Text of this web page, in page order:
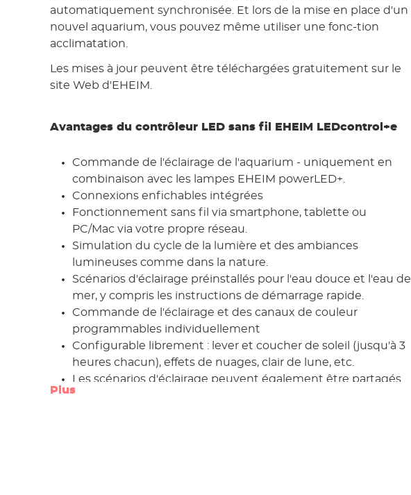
automatiquement synchronisée. Et lors de la mise en place d'un
nouvel aquarium, vous pouvez même utiliser une fonc-tion
acclimatation.
Les mises à jour peuvent être téléchargées gratuitement sur le
site Web d'EHEIM.
Avantages du contrôleur LED sans fil EHEIM LEDcontrol+e
Commande de l'éclairage de l'aquarium - uniquement en
combinaison avec les lampes EHEIM powerLED+.
Connexions enfichables intégrées
Fonctionnement sans fil via smartphone, tablette ou
PC/Mac via votre propre réseau.
Simulation du cycle de la lumière et des ambiances
lumineuses comme dans la nature.
Scénarios d'éclairage préinstallés pour l'eau douce et l'eau de
mer, y compris les instructions de démarrage rapide.
Commande de l'éclairage et des canaux de couleur
programmables individuellement
Configurable librement : lever et coucher de soleil (jusqu'à 3
heures chacun), effets de nuages, clair de lune, etc.
Les scénarios d'éclairage peuvent également être partagés
avec d'autres aquariophiles.
Plus